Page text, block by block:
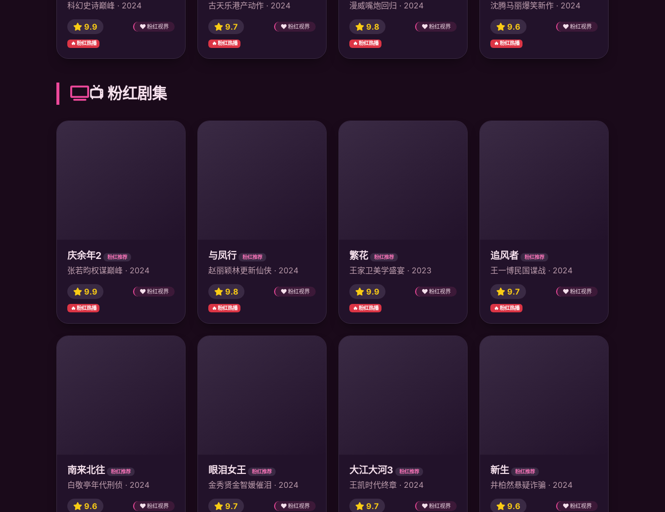
科幻史诗巅峰 · 2024
9.9 粉红视界
🔥 粉红热播
古天乐港产动作 · 2024
9.7 粉红视界
🔥 粉红热播
漫威嘴炮回归 · 2024
9.8 粉红视界
🔥 粉红热播
沈腾马丽爆笑新作 · 2024
9.6 粉红视界
🔥 粉红热播
📺 粉红剧集
庆余年2 粉红推荐
张若昀权谋巅峰 · 2024
9.9 粉红视界
🔥 粉红热播
与凤行 粉红推荐
赵丽颖林更新仙侠 · 2024
9.8 粉红视界
🔥 粉红热播
繁花 粉红推荐
王家卫美学盛宴 · 2023
9.9 粉红视界
🔥 粉红热播
追风者 粉红推荐
王一博民国谍战 · 2024
9.7 粉红视界
🔥 粉红热播
南来北往 粉红推荐
白敬亭年代刑侦 · 2024
9.6 粉红视界
眼泪女王 粉红推荐
金秀贤金智媛催泪 · 2024
9.7 粉红视界
大江大河3 粉红推荐
王凯时代终章 · 2024
9.7 粉红视界
新生 粉红推荐
井柏然悬疑诈骗 · 2024
9.6 粉红视界